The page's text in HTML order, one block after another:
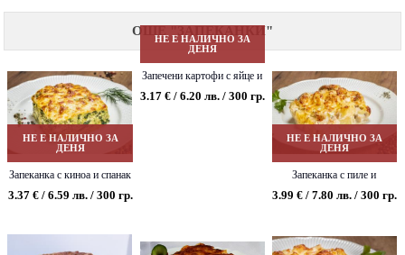
ОЩЕ "ЗАПЕКАНКИ"
НЕ Е НАЛИЧНО ЗА
ДЕНЯ
Запеканка с киноа и спанак
3.37 € / 6.59 лв. / 300 гр.
НЕ Е НАЛИЧНО ЗА
ДЕНЯ
Запечени картофи с яйце и
сирене
3.17 € / 6.20 лв. / 300 гр.
НЕ Е НАЛИЧНО ЗА
ДЕНЯ
Запеканка с пиле и
кашкавал
3.99 € / 7.80 лв. / 300 гр.